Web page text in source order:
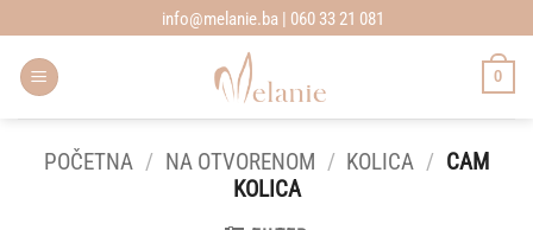
to
content
info@melanie.ba | 060 33 21 081
0
POČETNA / NA OTVORENOM / KOLICA / CAM
KOLICA